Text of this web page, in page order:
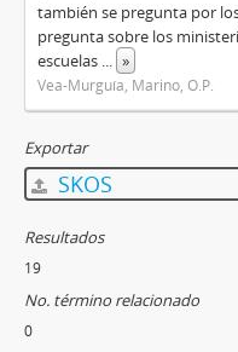
también se pregunta por
pregunta sobre los
escuelas ... »
Vea-Murguía, Marino, O.P.
Exportar
SKOS
Resultados
19
No. término relacionado
0